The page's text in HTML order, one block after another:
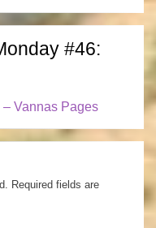
#46:
Vannas Pages
Required fields are